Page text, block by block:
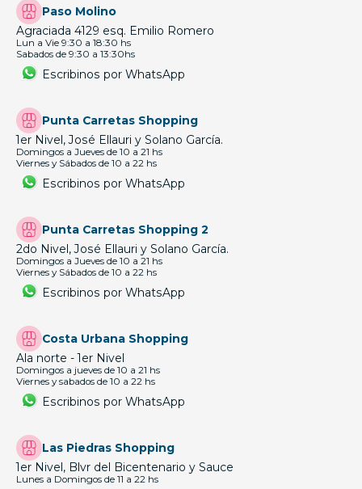
Paso Molino
Agraciada 4129 esq. Emilio Romero
Lun a Vie 9:30 a 18:30 hs
Sabados de 9:30 a 13:30hs
Escribinos por WhatsApp
Punta Carretas Shopping
1er Nivel, José Ellauri y Solano García.
Domingos a Jueves de 10 a 21 hs
Viernes y Sábados de 10 a 22 hs
Escribinos por WhatsApp
Punta Carretas Shopping 2
2do Nivel, José Ellauri y Solano García.
Domingos a Jueves de 10 a 21 hs
Viernes y Sábados de 10 a 22 hs
Escribinos por WhatsApp
Costa Urbana Shopping
Ala norte - 1er Nivel
Domingos a jueves de 10 a 21 hs
Viernes y sabados de 10 a 22 hs
Escribinos por WhatsApp
Las Piedras Shopping
1er Nivel, Blvr del Bicentenario y Sauce
Lunes a Domingos de 11 a 22 hs